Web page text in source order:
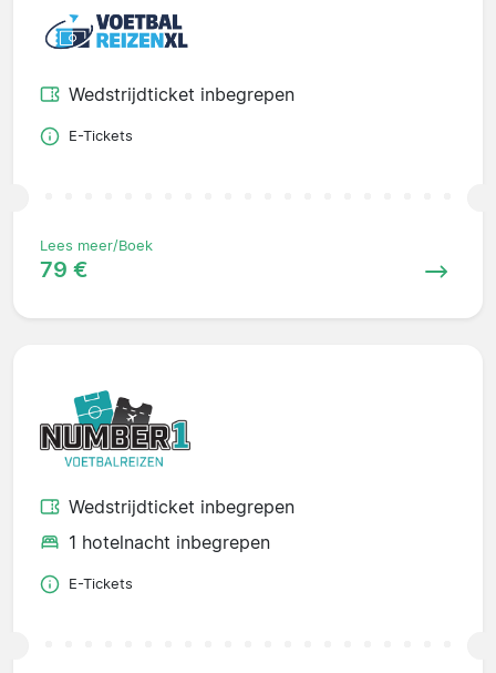
Wedstrijdticket inbegrepen
E-Tickets
Lees meer/Boek
79 €
Wedstrijdticket inbegrepen
1 hotelnacht inbegrepen
E-Tickets